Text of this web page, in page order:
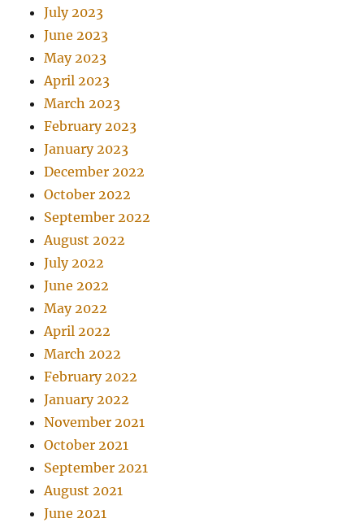
July 2023
June 2023
May 2023
April 2023
March 2023
February 2023
January 2023
December 2022
October 2022
September 2022
August 2022
July 2022
June 2022
May 2022
April 2022
March 2022
February 2022
January 2022
November 2021
October 2021
September 2021
August 2021
June 2021